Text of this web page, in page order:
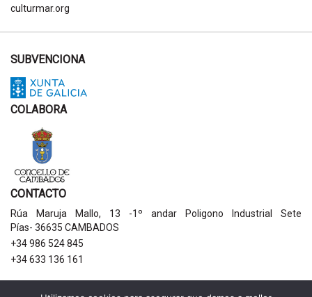
culturmar.org
SUBVENCIONA
COLABORA
CONTACTO
Rúa Maruja Mallo, 13 -1º andar Poligono Industrial Sete
Pías- 36635 CAMBADOS
+34 986 524 845
+34 633 136 161
AVISOS LEGAIS